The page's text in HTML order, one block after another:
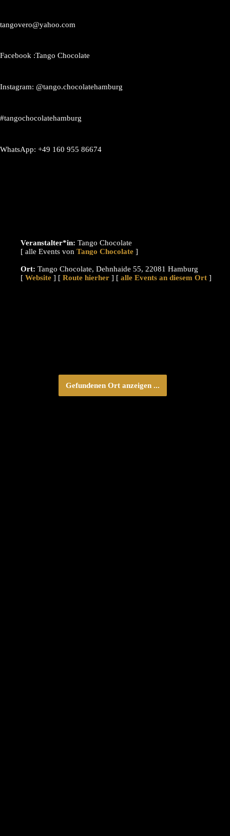
tangovero@yahoo.com
Facebook :Tango Chocolate
Instagram: @tango.chocolatehamburg
#tangochocolatehamburg
WhatsApp: +49 160 955 86674
Veranstalter*in: Tango Chocolate
[ alle Events von
]
Ort: Tango Chocolate, Dehnhaide 55, 22081 Hamburg
[ Website ] [ Route hierher ] [ alle Events an diesem Ort ]